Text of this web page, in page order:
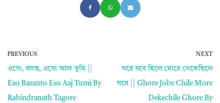
PREVIOUS
এসো, বসন্ত, এসো আজ তুমি ||
Eso Basanto Eso Aaj Tumi By
Rabindranath Tagore
NEXT
ঘরে যবে ছিলে মোরে ডেকেছিলে
ঘরে || Ghore Jobe Chile More
Dekechile Ghore By